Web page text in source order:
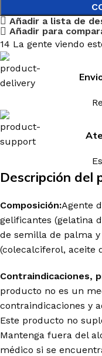
Añadir a lista de
Añadir para
14 La gente viendo
Descripción del
Composición:Agente
gelificantes (gelatina
de semilla de palma
(colecalciferol, aceite
Contraindicaciones,
producto no es un
contraindicaciones y
Este producto no
Mantenga fuera del
médico si se